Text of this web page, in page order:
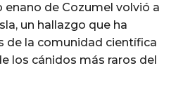
enano de Cozumel volvió a
un hallazgo que ha
de la comunidad científica
los cánidos más raros del